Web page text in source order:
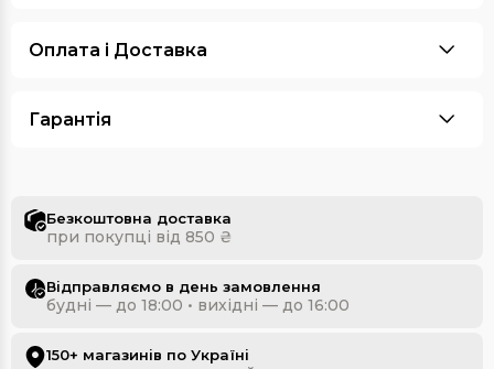
Оплата i Доставка
Гарантія
Безкоштовна доставка
при покупці від 850 ₴
Відправляємо в день замовлення
будні — до 18:00 • вихідні — до 16:00
150+ магазинів по Україні